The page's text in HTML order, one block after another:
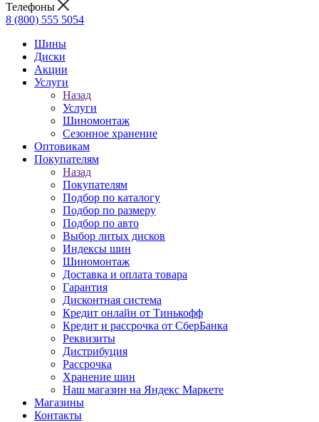
Телефоны
8 (800) 555 5054
Шины
Диски
Акции
Услуги
Назад
Услуги
Шиномонтаж
Сезонное хранение
Оптовикам
Покупателям
Назад
Покупателям
Подбор по каталогу
Подбор по размеру
Подбор по авто
Выбор литых дисков
Индексы шин
Шиномонтаж
Доставка и оплата товара
Гарантия
Дисконтная система
Кредит онлайн от Тинькофф
Кредит и рассрочка от СберБанка
Реквизиты
Дистрибуция
Рассрочка
Хранение шин
Наш магазин на Яндекс Маркете
Магазины
Контакты